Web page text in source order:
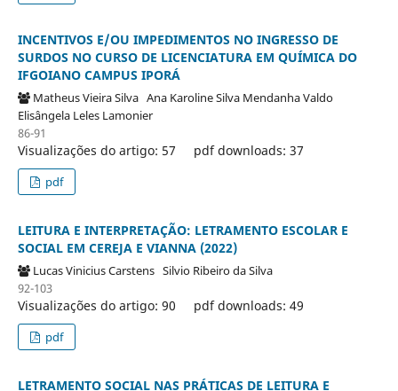
INCENTIVOS E/OU IMPEDIMENTOS NO INGRESSO DE
SURDOS NO CURSO DE LICENCIATURA EM QUÍMICA DO
IFGOIANO CAMPUS IPORÁ
Matheus Vieira Silva Ana Karoline Silva Mendanha Valdo
Elisângela Leles Lamonier
86-91
Visualizações do artigo: 57 pdf downloads: 37
pdf
LEITURA E INTERPRETAÇÃO: LETRAMENTO ESCOLAR E
SOCIAL EM CEREJA E VIANNA (2022)
Lucas Vinicius Carstens Silvio Ribeiro da Silva
92-103
Visualizações do artigo: 90 pdf downloads: 49
pdf
LETRAMENTO SOCIAL NAS PRÁTICAS DE LEITURA E